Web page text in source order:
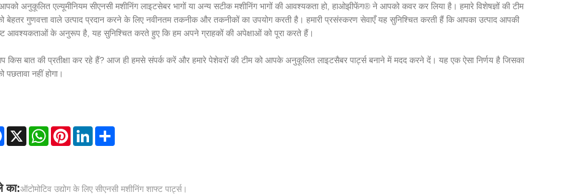
अनुकूलित एल्यूमीनियम सीएनसी मशीनिंग लाइटसेबर भागों या अन्य सटीक मशीनिंग भागों की आवश्यकता हो, हाओझीफेंग® ने आपको कवर कर लिया है। हमारे विशेषज्ञों की टीम
बेहतर गुणवत्ता वाले उत्पाद प्रदान करने के लिए नवीनतम तकनीक और तकनीकों का उपयोग करती है। हमारी प्रसंस्करण सेवाएँ यह सुनिश्चित करती हैं कि आपका उत्पाद आपकी
आवश्यकताओं के अनुरूप है, यह सुनिश्चित करते हुए कि हम अपने ग्राहकों की अपेक्षाओं को पूरा करते हैं।
किस बात की प्रतीक्षा कर रहे हैं? आज ही हमसे संपर्क करें और हमारे पेशेवरों की टीम को आपके अनुकूलित लाइटसैबर पार्ट्स बनाने में मदद करने दें। यह एक ऐसा निर्णय है जिसका
पछतावा नहीं होगा।
Facebook
X WhatsAppPinterestLinkedInShare
का:ऑटोमोटिव उद्योग के लिए सीएनसी मशीनिंग शाफ्ट पार्ट्स।